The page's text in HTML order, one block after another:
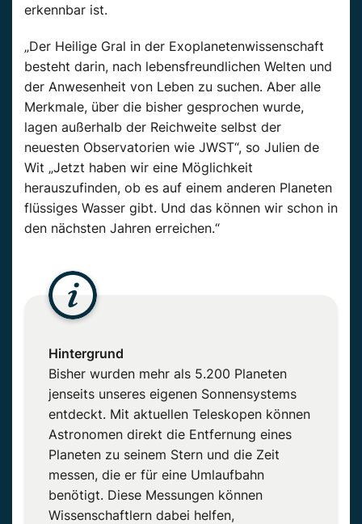
erkennbar ist.
„Der Heilige Gral in der Exoplanetenwissenschaft
besteht darin, nach lebensfreundlichen Welten und
der Anwesenheit von Leben zu suchen. Aber alle
Merkmale, über die bisher gesprochen wurde,
lagen außerhalb der Reichweite selbst der
neuesten Observatorien wie JWST“, so Julien de
Wit „Jetzt haben wir eine Möglichkeit
herauszufinden, ob es auf einem anderen Planeten
flüssiges Wasser gibt. Und das können wir schon in
den nächsten Jahren erreichen.“
Hintergrund
Bisher wurden mehr als 5.200 Planeten
jenseits unseres eigenen Sonnensystems
entdeckt. Mit aktuellen Teleskopen können
Astronomen direkt die Entfernung eines
Planeten zu seinem Stern und die Zeit
messen, die er für eine Umlaufbahn
benötigt. Diese Messungen können
Wissenschaftlern dabei helfen,